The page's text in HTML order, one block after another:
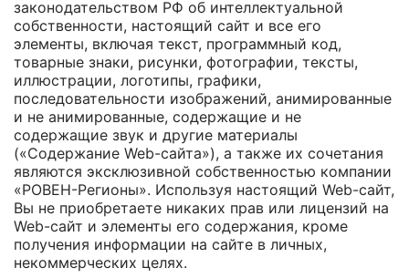
законодательством РФ об интеллектуальной
собственности, настоящий сайт и все его
элементы, включая текст, программный код,
товарные знаки, рисунки, фотографии, тексты,
иллюстрации, логотипы, графики,
последовательности изображений, анимированные
и не анимированные, содержащие и не
содержащие звук и другие материалы
(«Содержание Web-сайта»), а также их сочетания
являются эксклюзивной собственностью компании
«РОВЕН-Регионы». Используя настоящий Web-сайт,
Вы не приобретаете никаких прав или лицензий на
Web-сайт и элементы его содержания, кроме
получения информации на сайте в личных,
некоммерческих целях.